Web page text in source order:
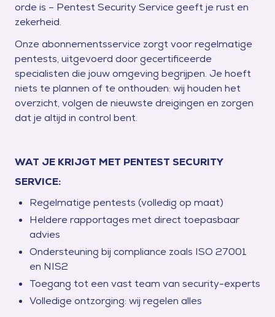
orde is – Pentest Security Service geeft je rust en
zekerheid.
Onze abonnementsservice zorgt voor regelmatige
pentests, uitgevoerd door gecertificeerde
specialisten die jouw omgeving begrijpen. Je hoeft
niets te plannen of te onthouden: wij houden het
overzicht, volgen de nieuwste dreigingen en zorgen
dat je altijd in control bent.
WAT JE KRIJGT MET PENTEST SECURITY
SERVICE:
Regelmatige pentests (volledig op maat)
Heldere rapportages met direct toepasbaar
advies
Ondersteuning bij compliance zoals ISO 27001
en NIS2
Toegang tot een vast team van security-experts
Volledige ontzorging: wij regelen alles